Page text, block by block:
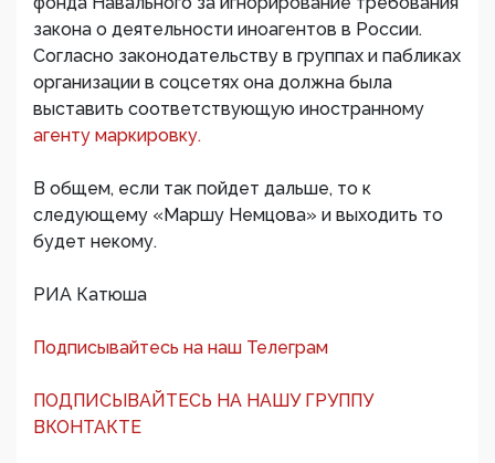
закона о деятельности иноагентов в России.
Согласно законодательству в группах и пабликах
организации в соцсетях она должна была
выставить соответствующую иностранному
агенту маркировку.
В общем, если так пойдет дальше, то к
следующему «Маршу Немцова» и выходить то
будет некому.
РИА Катюша
Подписывайтесь на наш Телеграм
ПОДПИСЫВАЙТЕСЬ НА НАШУ ГРУППУ
ВКОНТАКТЕ